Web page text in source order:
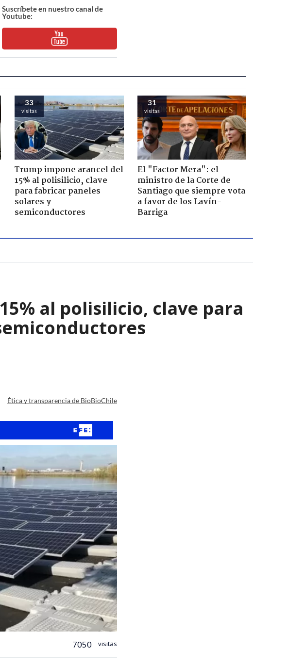
Suscríbete en nuestro canal de
Youtube:
33
visitas
Trump impone arancel del
15% al polisilicio, clave
para fabricar paneles
solares y
semiconductores
31
visitas
El "Factor Mera": el
ministro de la Corte de
Santiago que siempre vota
a favor de los Lavín-
Barriga
al polisilicio, clave para
Ética y transparencia de BioBioChile
7050 visitas